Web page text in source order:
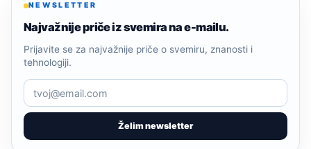
NEWSLETTER
Najvažnije priče iz svemira na e-mailu.
Želim newsletter
Prijavite se za najvažnije priče o svemiru, znanosti i
tehnologiji.